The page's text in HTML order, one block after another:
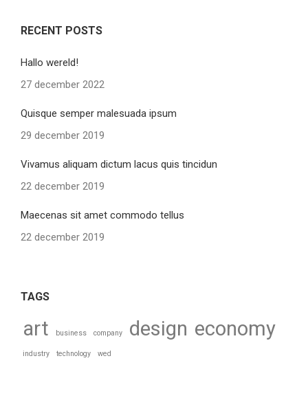
RECENT POSTS
Hallo wereld!
27 december 2022
Quisque semper malesuada ipsum
29 december 2019
Vivamus aliquam dictum lacus quis tincidun
22 december 2019
Maecenas sit amet commodo tellus
22 december 2019
TAGS
art business company design economy
industry technology wed